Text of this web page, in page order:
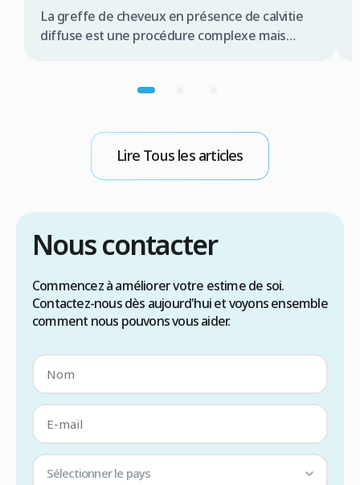
La greffe de cheveux en présence de calvitie
diffuse est une procédure complexe mais
Résumé rapide La greffe de cheveux pour
qualité de la zone donneuse est primordiale
une évaluation médicale approfondie est
indispensable les techniques FUE ou […]
Lire Tous les articles
Nous contacter
Commencez à améliorer votre estime de soi.
Contactez-nous dès aujourd'hui et voyons ensemble
comment nous pouvons vous aider.
Sélectionner le pays